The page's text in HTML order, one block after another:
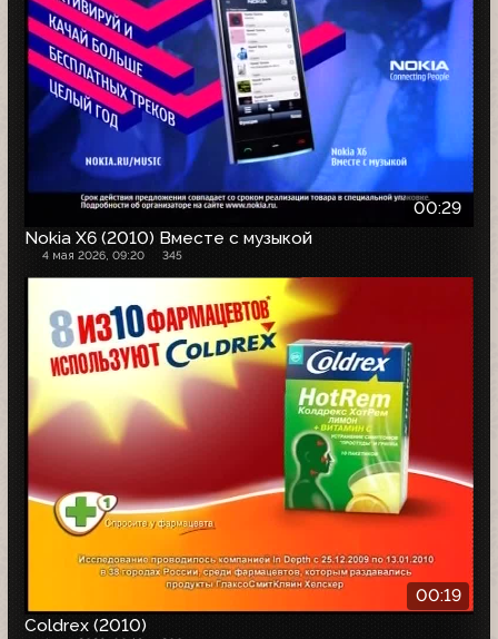
00:29
Nokia X6 (2010) Вместе с музыкой
4 мая 2026, 09:20 345
00:19
Coldrex (2010)